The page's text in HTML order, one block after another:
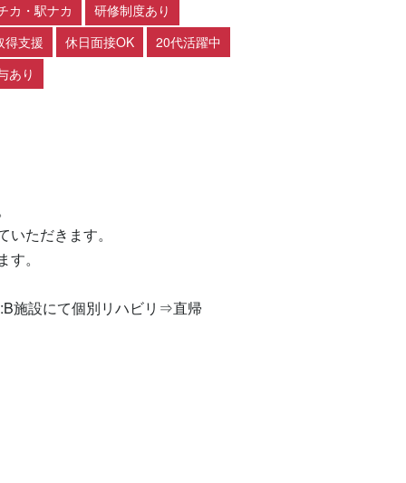
カ・駅ナカ
研修制度あり
得支援
休日面接OK
20代活躍中
あり
ただきます。
。
施設にて個別リハビリ⇒直帰